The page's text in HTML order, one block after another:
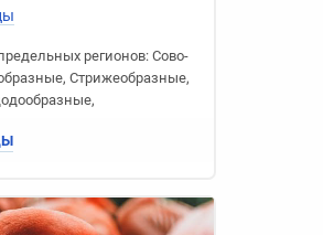
регионов:Сово­
, Стриже­образные,
,